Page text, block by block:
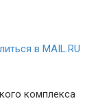
комплекса